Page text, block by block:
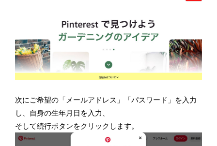
次にご希望の「メールアドレス」「パスワード」を入力
し、自身の生年月日を入力、
そして続行ボタンをクリックします。